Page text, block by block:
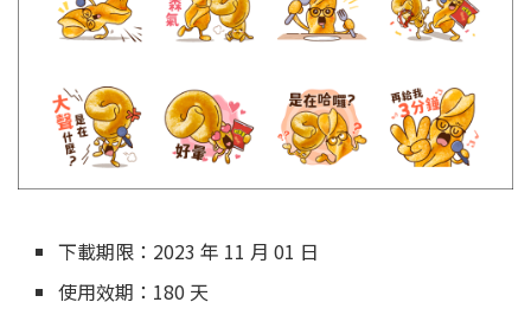
下載期限：2023 年 11 月 01 日
使用效期：180 天